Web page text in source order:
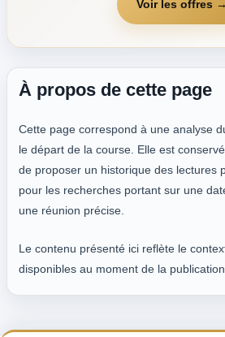
Voir les offres →
À propos de cette page
Cette page correspond à une analyse
le départ de la course. Elle est
de proposer un historique des lectures
pour les recherches portant sur une
une réunion précise.
Le contenu présenté ici reflète le
disponibles au moment de la publication.